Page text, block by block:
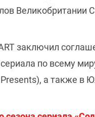
Великобритании
заключил
по всему
а также в